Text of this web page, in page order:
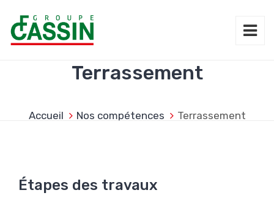
Terrassement
Accueil Nos compétences Terrassement
Étapes des travaux